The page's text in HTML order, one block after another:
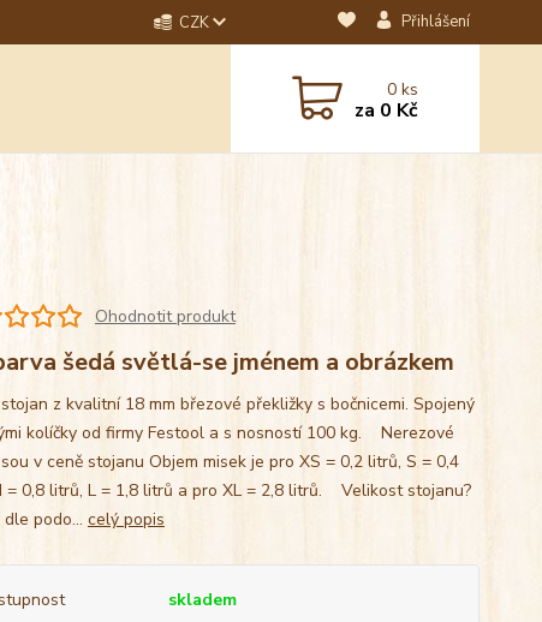
CZK Přihlášení
0ks
za 0 Kč
Ohodnotit produkt
šedá světlá-se jménem a obrázkem
z kvalitní 18 mm březové překližky s bočnicemi. Spojený
kolíčky od firmy Festool a s nosností 100 kg. Nerezové
v ceně stojanu Objem misek je pro XS = 0,2 litrů, S = 0,4
= 0,8 litrů, L = 1,8 litrů a pro XL = 2,8 litrů. Velikost stojanu?
podo... celý popis
skladem